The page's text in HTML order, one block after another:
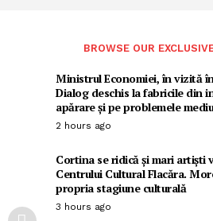
BROWSE OUR
Ministrul Economiei, în vizită
Dialog deschis la fabricile din
apărare și pe problemele
2 hours ago
Cortina se ridică și mari artiști
Centrului Cultural Flacăra.
propria stagiune culturală
3 hours ago